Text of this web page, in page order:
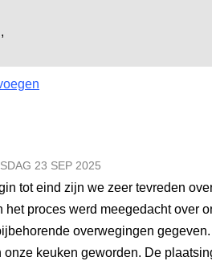
23 SEP 2025
tot eind zijn we zeer tevreden
het proces werd meegedacht over
overwegingen
keuken geworden. De